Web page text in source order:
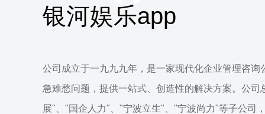
银河娱乐app
公司成立于一九九九年，是一家现代化企业管理咨询
急难愁问题，提供一站式、创造性的解决方案。公
展"、"国企人力"、"宁波立生"、"宁波尚力"等子公司